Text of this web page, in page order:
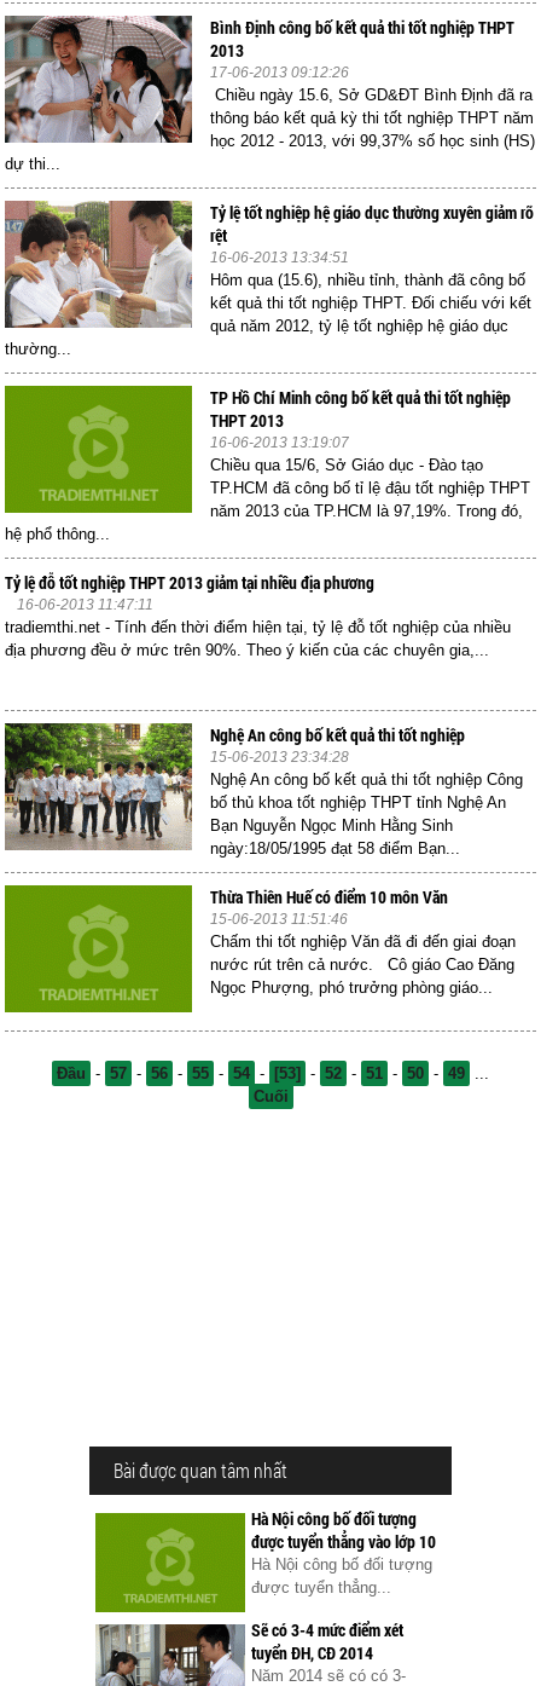
Bình Định công bố kết quả thi tốt nghiệp THPT
2013
17-06-2013 09:12:26
Chiều ngày 15.6, Sở GD&ĐT Bình Định đã ra
thông báo kết quả kỳ thi tốt nghiệp THPT năm
học 2012 - 2013, với 99,37% số học sinh (HS)
dự thi...
Tỷ lệ tốt nghiệp hệ giáo dục thường xuyên giảm rõ
rệt
16-06-2013 13:34:51
Hôm qua (15.6), nhiều tỉnh, thành đã công bố
kết quả thi tốt nghiệp THPT. Đối chiếu với kết
quả năm 2012, tỷ lệ tốt nghiệp hệ giáo dục
thường...
TP Hồ Chí Minh công bố kết quả thi tốt nghiệp
THPT 2013
16-06-2013 13:19:07
Chiều qua 15/6, Sở Giáo dục - Đào tạo
TP.HCM đã công bố tỉ lệ đậu tốt nghiệp THPT
năm 2013 của TP.HCM là 97,19%. Trong đó,
hệ phổ thông...
Tỷ lệ đỗ tốt nghiệp THPT 2013 giảm tại nhiều địa phương
16-06-2013 11:47:11
tradiemthi.net - Tính đến thời điểm hiện tại, tỷ lệ đỗ tốt nghiệp của nhiều
địa phương đều ở mức trên 90%. Theo ý kiến của các chuyên gia,...
Nghệ An công bố kết quả thi tốt nghiệp
15-06-2013 23:34:28
Nghệ An công bố kết quả thi tốt nghiệp Công
bố thủ khoa tốt nghiệp THPT tỉnh Nghệ An
Bạn Nguyễn Ngọc Minh Hằng Sinh
ngày:18/05/1995 đạt 58 điểm Bạn...
Thừa Thiên Huế có điểm 10 môn Văn
15-06-2013 11:51:46
Chấm thi tốt nghiệp Văn đã đi đến giai đoạn
nước rút trên cả nước. Cô giáo Cao Đăng
Ngọc Phượng, phó trưởng phòng giáo...
Đầu - 57 - 56 - 55 - 54 - [53] - 52 - 51 - 50 - 49
Cuối
Bài được quan tâm nhất
Hà Nội công bố đối tượng
được tuyển thẳng vào lớp 10
Hà Nội công bố đối tượng
được tuyển thẳng...
Sẽ có 3-4 mức điểm xét
tuyển ĐH, CĐ 2014
Năm 2014 sẽ có có 3-